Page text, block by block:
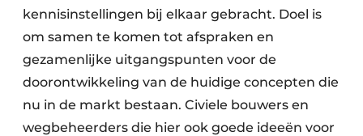
kennisinstellingen bij elkaar gebracht. Doel is
om samen te komen tot afspraken en
gezamenlijke uitgangspunten voor de
doorontwikkeling van de huidige concepten die
nu in de markt bestaan. Civiele bouwers en
wegbeheerders die hier ook goede ideeën voor